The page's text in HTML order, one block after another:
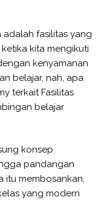
fasilitas yang
kita mengikuti
kenyamanan
belajar, nah, apa
terkait Fasilitas
belajar
konsep
pandangan
itu membosankan,
yang modern